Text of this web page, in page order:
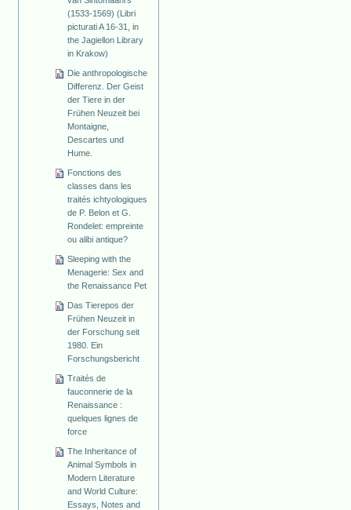
(1533-1569) (Libri
picturati A 16-31, in
the Jagiellon Library
in Krakow)
Die anthropologische
Differenz. Der Geist
der Tiere in der
Frühen Neuzeit bei
Montaigne,
Descartes und
Hume.
Fonctions des
classes dans les
traités ichtyologiques
de P. Belon et G.
Rondelet: empreinte
ou alibi antique?
Sleeping with the
Menagerie: Sex and
the Renaissance Pet
Das Tierepos der
Frühen Neuzeit in
der Forschung seit
1980. Ein
Forschungsbericht
Traités de
fauconnerie de la
Renaissance :
quelques lignes de
force
The Inheritance of
Animal Symbols in
Modern Literature
and World Culture:
Essays, Notes and